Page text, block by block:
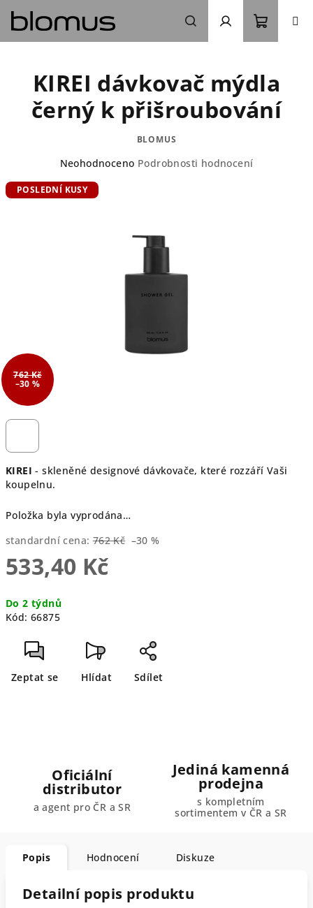
obsah
Hledat Přihlášení
košík
KIREI- skleněné designové dávkovače, které rozzáří Vaši
koupelnu.
Položka byla vyprodána…
standardní cena: 762 Kč –30 %
533,40 Kč
cena:
Do 2 týdnů
Kód: 66875
Zeptat se Hlídat Sdílet
KIREI dávkovač mýdla
černý k přišroubování
BLOMUS
Průměrné
produktu
Neohodnoceno Podrobnosti hodnocení
POSLEDNÍ KUSY
762 Kč
–30 %
Oficiální
distributor
a agent pro ČR a SR
Jediná kamenná
prodejna
s kompletním
sortimentem v ČR a SR
Popis Hodnocení Diskuze
Detailní popis produktu